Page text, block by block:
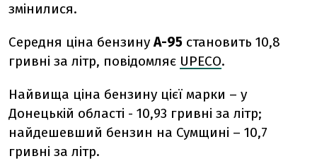
змінилися.
Середня ціна бензинуА-95 становить 10,8
гривні за літр, повідомляє UPECO.
Найвища ціна бензину цієї марки – у
Донецькій області - 10,93 гривні за літр;
найдешевший бензин на Сумщині – 10,7
гривні за літр.